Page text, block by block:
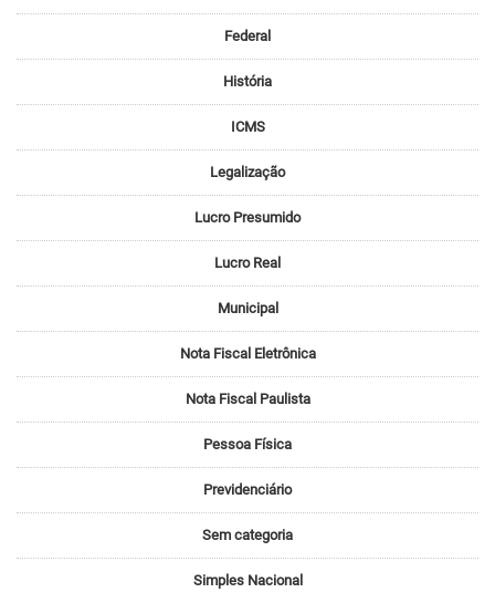
Federal
História
ICMS
Legalização
Lucro Presumido
Lucro Real
Municipal
Nota Fiscal Eletrônica
Nota Fiscal Paulista
Pessoa Física
Previdenciário
Sem categoria
Simples Nacional